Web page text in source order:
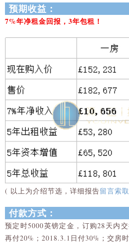
预期收益：
7%年净租金回报，3年包租！
( 以上为介绍节选，详细报告留言索取
付款方式：
预定时5000英镑定金，订购28天内
再付20%；2018.3.1日付30%；交房时